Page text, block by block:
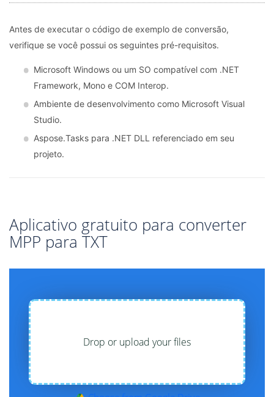
Antes de executar o código de exemplo de conversão,
verifique se você possui os seguintes pré-requisitos.
Microsoft Windows ou um SO compatível com .NET
Framework, Mono e COM Interop.
Ambiente de desenvolvimento como Microsoft Visual
Studio.
Aspose.Tasks para .NET DLL referenciado em seu
projeto.
Aplicativo gratuito para converter
MPP para TXT